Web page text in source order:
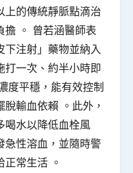
上的傳統靜脈點滴治
擔 。 曾若涵醫師表
下注射」藥物並納入
打一次、約半小時即
度平穩，能有效控制
輸血依賴 。此外，
喝水以降低血栓風
急性溶血，並隨時警
常生活 。